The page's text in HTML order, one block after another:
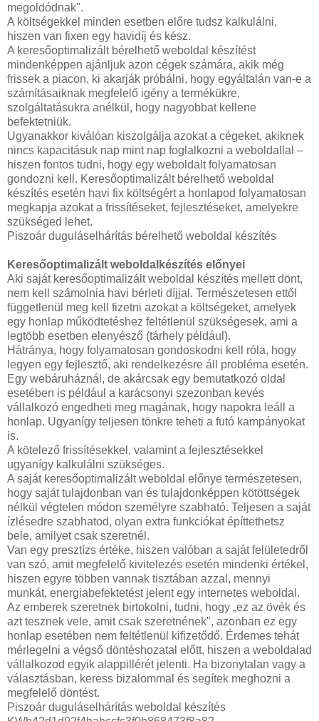
megoldódnak".
A költségekkel minden esetben előre tudsz kalkulálni,
hiszen van fixen egy havidíj és kész.
A keresőoptimalizált bérelhető weboldal készítést
mindenképpen ajánljuk azon cégek számára, akik még
frissek a piacon, ki akarják próbálni, hogy egyáltalán van-e a
számításaiknak megfelelő igény a termékükre,
szolgáltatásukra anélkül, hogy nagyobbat kellene
befektetniük.
Ugyanakkor kiválóan kiszolgálja azokat a cégeket, akiknek
nincs kapacitásuk nap mint nap foglalkozni a weboldallal –
hiszen fontos tudni, hogy egy weboldalt folyamatosan
gondozni kell. Keresőoptimalizált bérelhető weboldal
készítés esetén havi fix költségért a honlapod folyamatosan
megkapja azokat a frissítéseket, fejlesztéseket, amelyekre
szükséged lehet.
Piszoár duguláselhárítás bérelhető weboldal készítés
Keresőoptimalizált weboldalkészítés előnyei
Aki saját keresőoptimalizált weboldal készítés mellett dönt,
nem kell számolnia havi bérleti díjjal. Természetesen ettől
függetlenül meg kell fizetni azokat a költségeket, amelyek
egy honlap működtetéshez feltétlenül szükségesek, ami a
legtöbb esetben elenyésző (tárhely például).
Hátránya, hogy folyamatosan gondoskodni kell róla, hogy
legyen egy fejlesztő, aki rendelkezésre áll probléma esetén.
Egy webáruháznál, de akárcsak egy bemutatkozó oldal
esetében is például a karácsonyi szezonban kevés
vállalkozó engedheti meg magának, hogy napokra leáll a
honlap. Ugyanígy teljesen tönkre teheti a futó kampányokat
is.
A kötelező frissítésekkel, valamint a fejlesztésekkel
ugyanígy kalkulálni szükséges.
A saját keresőoptimalizált weboldal előnye természetesen,
hogy saját tulajdonban van és tulajdonképpen kötöttségek
nélkül végtelen módon személyre szabható. Teljesen a saját
ízlésedre szabhatod, olyan extra funkciókat építtethetsz
bele, amilyet csak szeretnél.
Van egy presztízs értéke, hiszen valóban a saját felületedről
van szó, amit megfelelő kivitelezés esetén mindenki értékel,
hiszen egyre többen vannak tisztában azzal, mennyi
munkát, energiabefektetést jelent egy internetes weboldal.
Az emberek szeretnek birtokolni, tudni, hogy „ez az övék és
azt tesznek vele, amit csak szeretnének", azonban ez egy
honlap esetében nem feltétlenül kifizetődő. Érdemes tehát
mérlegelni a végső döntéshozatal előtt, hiszen a weboldalad
vállalkozod egyik alappillérét jelenti. Ha bizonytalan vagy a
választásban, keress bizalommal és segítek meghozni a
megfelelő döntést.
Piszoár duguláselhárítás weboldal készítés